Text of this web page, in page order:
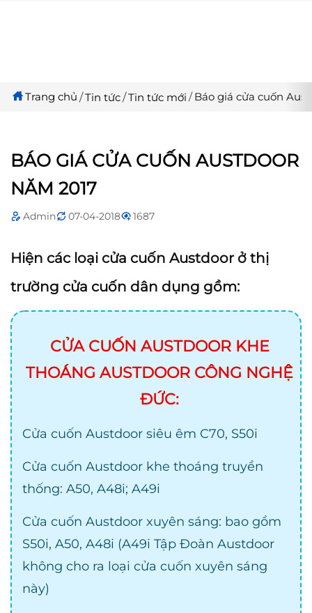
Trang chủ Tin tức Tin tức mới Báo giá cửa cuốn
BÁO GIÁ CỬA CUỐN AUSTDOOR
NĂM 2017
Admin 07-04-2018 1687
Hiện các loại cửa cuốn Austdoor ở thị
trường cửa cuốn dân dụng gồm:
CỬA CUỐN AUSTDOOR KHE
THOÁNG AUSTDOOR CÔNG NGHỆ
ĐỨC:
Cửa cuốn Austdoor siêu êm C70, S50i
Cửa cuốn Austdoor khe thoáng truyền
thống: A50, A48i; A49i
Cửa cuốn Austdoor xuyên sáng: bao gồm
S50i, A50, A48i (A49i Tập Đoàn Austdoor
không cho ra loại cửa cuốn xuyên sáng
này)